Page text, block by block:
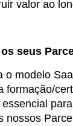
valor ao
seus
modelo
formação/